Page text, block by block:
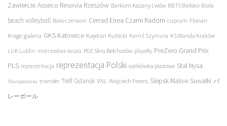
Zawiercie Asseco Resovia Rzeszów Barkom Każany Lwów BBTS Bielsko-Biała
beach volleyball Biało-czerwoni Cerrad Enea Czarni Radom cuprum Florian
Krage galeria GKS Katowice Kajetan Kubicki Kamil Szymura KS Wanda Kraków
LUK Lublin mistrzostwa świata PGE Skra Bełchatów playoffy PreZero Grand Prix
PLS reprezentacja reprezentacja Polski siatkówka plażowa Stal Nysa
Staropolanka transfer Trefl Gdańsk VNL Wojciech Ferens Ślepsk Malow Suwałki バ
レーボール